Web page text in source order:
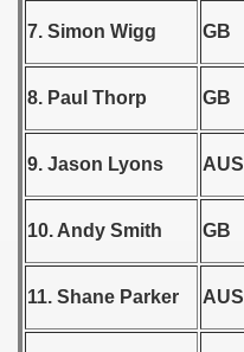
7. Simon Wigg GB
8. Paul Thorp GB
9. Jason Lyons AUS
10. Andy Smith GB
11. Shane Parker AUS
- 1952
- 1954
- 1956